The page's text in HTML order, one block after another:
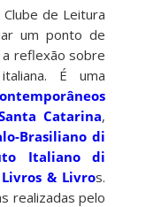
de Leitura
um ponto de
reflexão sobre
É uma
Catarina,
Brasiliano di
Italiano di
Livros & Livros.
realizadas pelo